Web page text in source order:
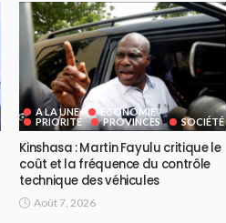
A LA UNE
ECONOMIE
PRIORITE
PROVINCES SOCIÉTÉ
Kinshasa : Martin Fayulu critique le
coût et la fréquence du contrôle
technique des véhicules
Août 7, 2026